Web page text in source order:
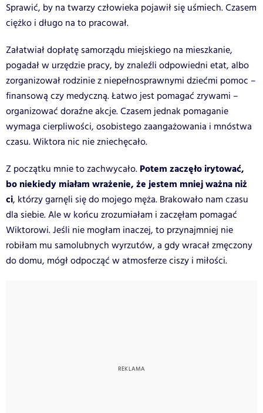
Sprawić, by na twarzy człowieka pojawił się uśmiech. Czasem
ciężko i długo na to pracował.
Załatwiał dopłatę samorządu miejskiego na mieszkanie,
pogadał w urzędzie pracy, by znaleźli odpowiedni etat, albo
zorganizował rodzinie z niepełnosprawnymi dziećmi pomoc –
finansową czy medyczną. Łatwo jest pomagać zrywami –
organizować doraźne akcje. Czasem jednak pomaganie
wymaga cierpliwości, osobistego zaangażowania i mnóstwa
czasu. Wiktora nic nie zniechęcało.
Z początku mnie to zachwycało. Potem zaczęło irytować,
bo niekiedy miałam wrażenie, że jestem mniej ważna niż
ci, którzy garnęli się do mojego męża. Brakowało nam czasu
dla siebie. Ale w końcu zrozumiałam i zaczęłam pomagać
Wiktorowi. Jeśli nie mogłam inaczej, to przynajmniej nie
robiłam mu samolubnych wyrzutów, a gdy wracał zmęczony
do domu, mógł odpocząć w atmosferze ciszy i miłości.